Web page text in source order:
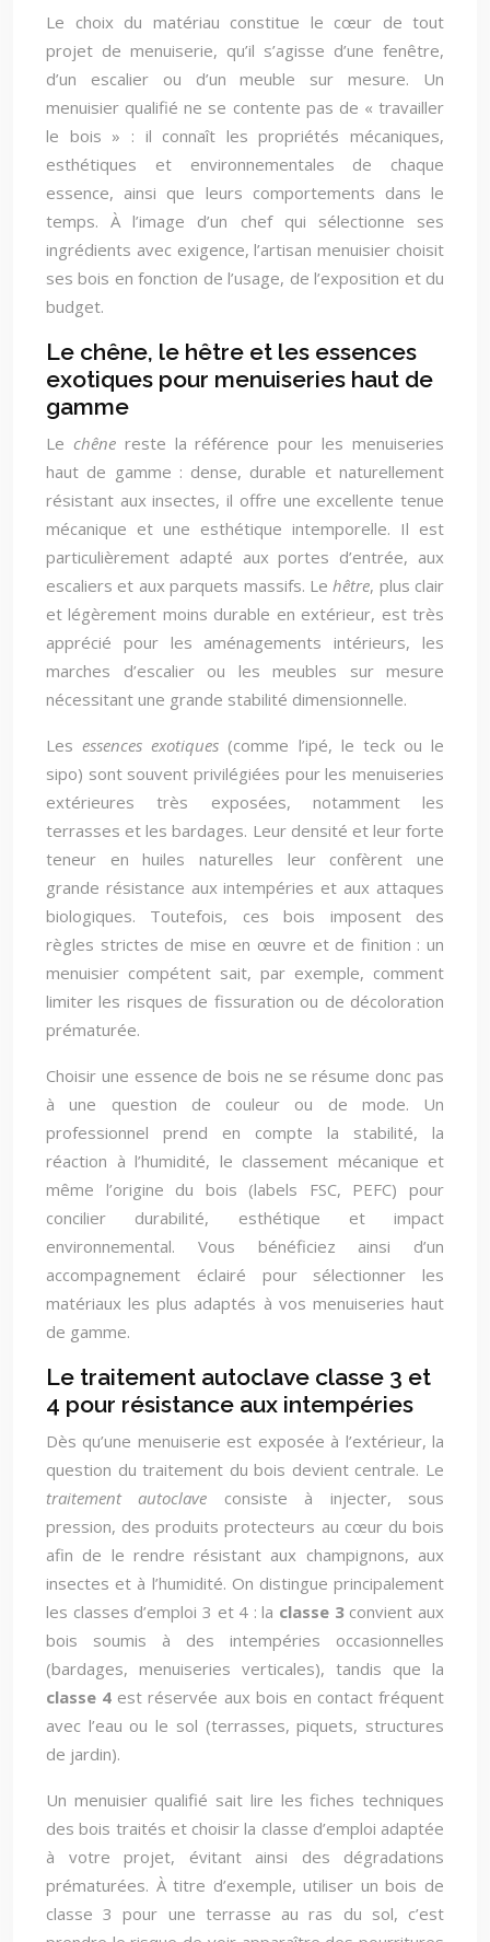
Le choix du matériau constitue le cœur de tout
projet de menuiserie, qu’il s’agisse d’une fenêtre,
d’un escalier ou d’un meuble sur mesure. Un
menuisier qualifié ne se contente pas de « travailler
le bois » : il connaît les propriétés mécaniques,
esthétiques et environnementales de chaque
essence, ainsi que leurs comportements dans le
temps. À l’image d’un chef qui sélectionne ses
ingrédients avec exigence, l’artisan menuisier choisit
ses bois en fonction de l’usage, de l’exposition et du
budget.
Le chêne, le hêtre et les essences
exotiques pour menuiseries haut de
gamme
Le chênereste la référence pour les menuiseries
haut de gamme : dense, durable et naturellement
résistant aux insectes, il offre une excellente tenue
mécanique et une esthétique intemporelle. Il est
particulièrement adapté aux portes d’entrée, aux
escaliers et aux parquets massifs. Lehêtre, plus clair
et légèrement moins durable en extérieur, est très
apprécié pour les aménagements intérieurs, les
marches d’escalier ou les meubles sur mesure
nécessitant une grande stabilité dimensionnelle.
Lesessences exotiques (comme l’ipé, le teck ou le
sipo) sont souvent privilégiées pour les menuiseries
extérieures très exposées, notamment les
terrasses et les bardages. Leur densité et leur forte
teneur en huiles naturelles leur confèrent une
grande résistance aux intempéries et aux attaques
biologiques. Toutefois, ces bois imposent des
règles strictes de mise en œuvre et de finition : un
menuisier compétent sait, par exemple, comment
limiter les risques de fissuration ou de décoloration
prématurée.
Choisir une essence de bois ne se résume donc pas
à une question de couleur ou de mode. Un
professionnel prend en compte la stabilité, la
réaction à l’humidité, le classement mécanique et
même l’origine du bois (labels FSC, PEFC) pour
concilier durabilité, esthétique et impact
environnemental. Vous bénéficiez ainsi d’un
accompagnement éclairé pour sélectionner les
matériaux les plus adaptés à vos menuiseries haut
de gamme.
Le traitement autoclave classe 3 et
4 pour résistance aux intempéries
Dès qu’une menuiserie est exposée à l’extérieur, la
question du traitement du bois devient centrale. Le
traitement autoclave consiste à injecter, sous
pression, des produits protecteurs au cœur du bois
afin de le rendre résistant aux champignons, aux
insectes et à l’humidité. On distingue principalement
les classes d’emploi 3 et 4 : la classe 3convient aux
bois soumis à des intempéries occasionnelles
(bardages, menuiseries verticales), tandis que la
classe 4 est réservée aux bois en contact fréquent
avec l’eau ou le sol (terrasses, piquets, structures
de jardin).
Un menuisier qualifié sait lire les fiches techniques
des bois traités et choisir la classe d’emploi adaptée
à votre projet, évitant ainsi des dégradations
prématurées. À titre d’exemple, utiliser un bois de
classe 3 pour une terrasse au ras du sol, c’est